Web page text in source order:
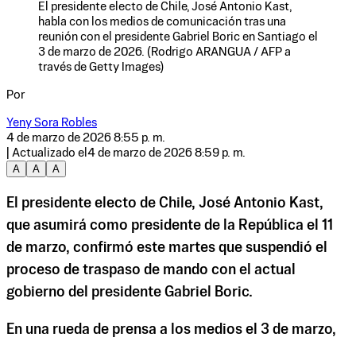
El presidente electo de Chile, José Antonio Kast,
habla con los medios de comunicación tras una
reunión con el presidente Gabriel Boric en Santiago el
3 de marzo de 2026. (Rodrigo ARANGUA / AFP a
través de Getty Images)
Por
Yeny Sora Robles
4 de marzo de 2026 8:55 p. m.
| Actualizado el 4 de marzo de 2026 8:59 p. m.
A
A A
El presidente electo de Chile, José Antonio Kast,
que asumirá como presidente de la República el 11
de marzo, confirmó este martes que suspendió el
proceso de traspaso de mando con el actual
gobierno del presidente Gabriel Boric.
En una rueda de prensa a los medios el 3 de marzo,